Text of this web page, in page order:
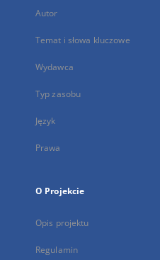
Autor
Temat i słowa kluczowe
Wydawca
Typ zasobu
Język
Prawa
O Projekcie
Opis projektu
Regulamin